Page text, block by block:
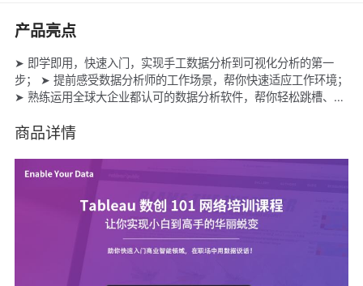
产品亮点
➤ 即学即用，快速入门，实现手工数据分析到可视化分析的第一
步； ➤ 提前感受数据分析师的工作场景，帮你快速适应工作环境；
➤ 熟练运用全球大企业都认可的数据分析软件，帮你轻松跳槽、升
以简体中文最新版软件为操作展示，对英语无要求学习更加本土
商品详情